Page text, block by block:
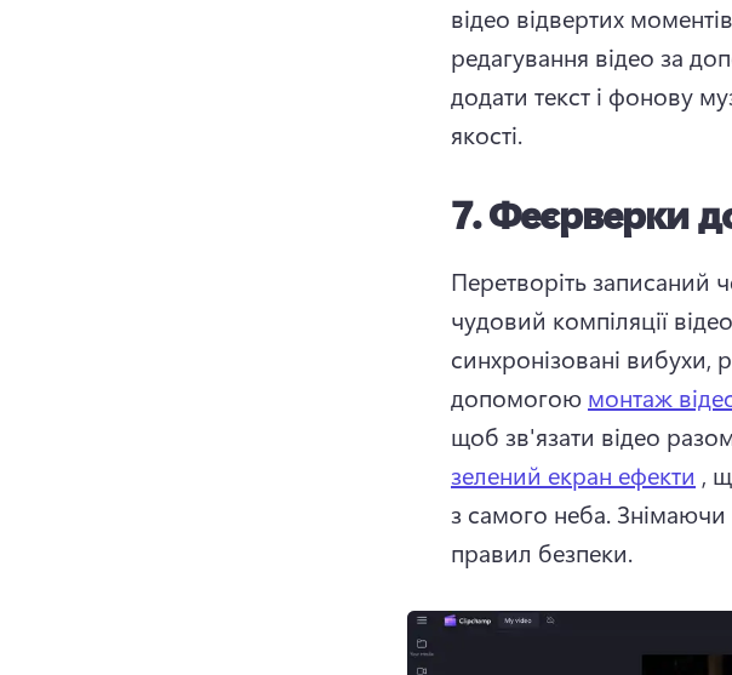
відео відвертих
редагування відео за
додати текст і фонову
якості.
7.Феєрверки
Перетворіть записаний
чудовий компіляції
синхронізовані вибухи,
допомогою монтаж
щоб зв'язати відео
зелений екран ефекти ,
з самого неба. Знімаючи
правил безпеки.